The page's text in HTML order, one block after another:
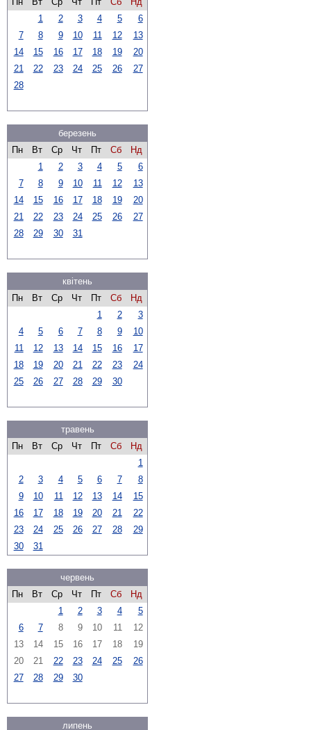
1
2 3 4 5
6
7
8 9 10 11 12
13
14
15 16 17 18 19
20
21
22 23 24 25 26
27
28
березень
Пн
Вт Ср Чт Пт Сб
Нд
1
2 3 4 5
6
7
8 9 10 11 12
13
14
15 16 17 18 19
20
21
22 23 24 25 26
27
28
29 30 31
квітень
Пн
Вт Ср Чт Пт Сб
Нд
1
2
3
4
5 6 7 8 9
10
11
12 13 14 15 16
17
18
19 20 21 22 23
24
25
26 27 28 29 30
травень
Пн
Вт Ср Чт Пт Сб
Нд
1
2
3 4 5 6 7
8
9
10 11 12 13 14
15
16
17 18 19 20 21
22
23
24 25 26 27 28
29
30
31
червень
Пн
Вт Ср Чт Пт Сб
Нд
1
2 3 4
5
6
7 8 9 10 11
12
13
14 15 16 17 18
19
20
21 22 23 24 25
26
27
28 29 30
липень